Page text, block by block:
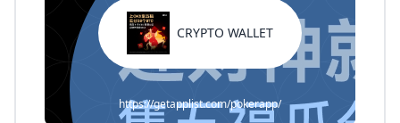
CRYPTO WALLET
https://getapplist.com/pokerapp/